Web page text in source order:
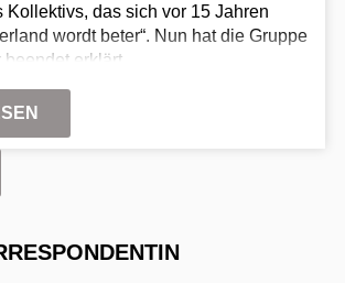
Kollektivs, das sich vor 15 Jahren
wordt beter“. Nun hat die Gruppe
erklärt.